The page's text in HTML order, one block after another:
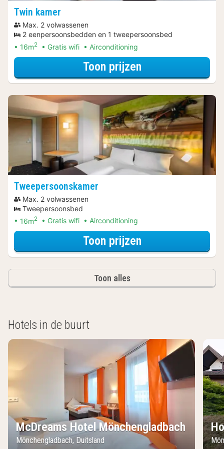
Twin kamer
Max. 2 volwassenen
2 eenpersoonsbedden en 1 tweepersoonsbed
16m2 Gratis wifi Airconditioning
Toon prijzenvoor Twin kamer
Tweepersoonskamer
Max. 2 volwassenen
Tweepersoonsbed
16m2 Gratis wifi Airconditioning
Toon prijzenvoor
Toon alles
Hotels in de buurt
McDreams Hotel Mönchengladbach
Mönchengladbach, Duitsland